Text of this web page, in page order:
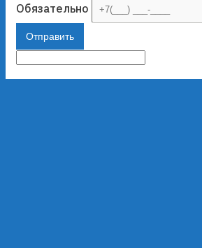
Обязательно
Отправить